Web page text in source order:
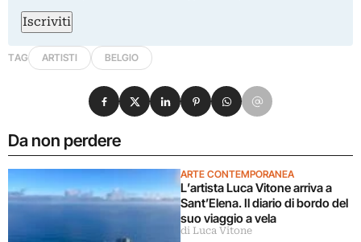
Iscriviti
TAG ARTISTI BELGIO
Da non perdere
ARTE CONTEMPORANEA
L’artista Luca Vitone arriva a
Sant’Elena. Il diario di bordo del
suo viaggio a vela
di Luca Vitone
Condividi su Facebook
Condividi su X
Condividi su LinkedIn
Condividi su Pinterest
Condividi su WhatsApp
Condividi su Email